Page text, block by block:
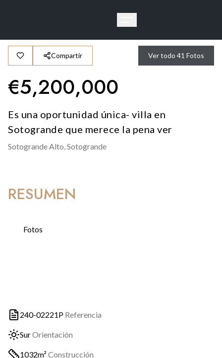
Compartir Ver todo 41 Fotos
€5,200,000
Es una oportunidad única- villa en
Sotogrande que merece la pena ver
Sotogrande Alto,Sotogrande
RESUMEN
Fotos
240-02221P Referencia
SurOrientación
1032m² Construcción